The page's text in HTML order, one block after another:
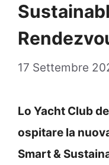
17 Settembre
Lo Yacht Club
ospitare la
Smart &